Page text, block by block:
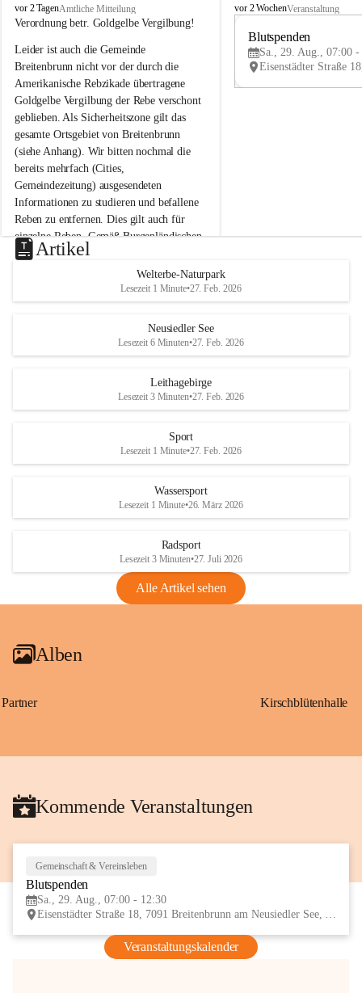
B
r
i
t
e
n
b
r
u
n
n
a
m
N
e
u
s
d
S
vor 2 TagenAmtliche Mitteilung
Verordnung betr. Goldgelbe Vergilbung!
Leider ist auch die Gemeinde
Breitenbrunn nicht vor der durch die
Amerikanische Rebzikade übertragene
Goldgelbe Vergilbung der Rebe verschont
geblieben. Als Sicherheitszone gilt das
gesamte Ortsgebiet von Breitenbrunn
(siehe Anhang). Wir bitten nochmal die
bereits mehrfach (Cities,
Gemeindezeitung) ausgesendeten
Informationen zu studieren und befallene
Reben zu entfernen. Dies gilt auch für
einzelne Reben. Gemäß Burgenländischen
Weinbaugesetz sind nicht gepflegte oder
unzulässige Weingärten zu roden! Bitte
helfen wir zusammen um unsere Winzer
vor den prognostizierten Ernteausfällen
und den daraus folgenden wirtschaftlichen
Maßnahmen zur Bekämpfung
Rebe und der Amerikanischen
Anhang VBl. EU Nr. 18
1 Seite•1,4 MB
VBl. EU Nr. 18_2026
B
e
u
e
d
r
S
vor 2 WochenVeranstaltung
Blutspenden
Sa., 29. Aug., 07:00 -
Artikel
Welterbe-Naturpark
Lesezeit 1 Minute•27. Feb. 2026
Neusiedler See
Lesezeit 6 Minuten•27. Feb. 2026
Leithagebirge
Lesezeit 3 Minuten•27. Feb. 2026
Sport
Lesezeit 1 Minute•27. Feb. 2026
Wassersport
Lesezeit 1 Minute•26. März 2026
Radsport
Lesezeit 3 Minuten•27. Juli 2026
Alle Artikel sehen
Alben
Partner Kirschblütenhalle
Kommende Veranstaltungen
Gemeinschaft & Vereinsleben
Blutspenden
Sa., 29. Aug., 07:00 - 12:30
Eisenstädter Straße 18, 7091 Breitenbrunn am Neusiedler See, AUT
Veranstaltungskalender